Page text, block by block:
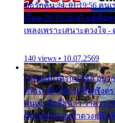
ขอรักคืน 24. 01:19:56 คน
เถื่อน 26. 01:26:45 อยู่เพื่อลู
เพลงเพราะเสนาะดวงใจ -
140 views • 10.07.2569
ไม่เคยรักใครแน่หรือ อย
ตรึงใจ ติ๋มใช่งามซึ้งตรึง
คนเขาลืออื้อฉาว ว่าสาว
กัน แต่หวั่นจะช้ำดวงฤดี